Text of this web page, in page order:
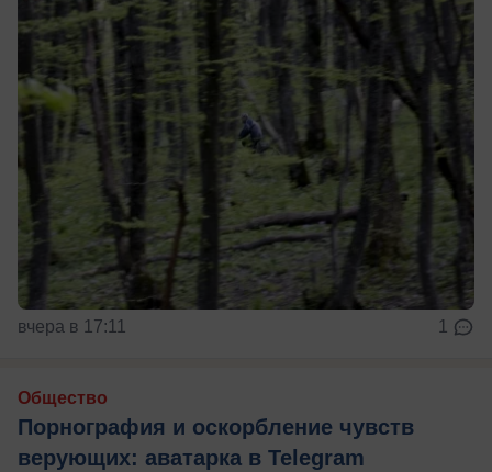
вчера в 17:11 1
Общество
Порнография и оскорбление чувств
верующих: аватарка в Telegram